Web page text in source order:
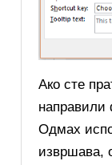
Ако сте
направили
Одмах
извршава,